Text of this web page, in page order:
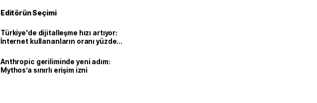
Editörün Seçimi
Türkiye'de dijitalleşme hızı artıyor:
İnternet kullananların oranı yüzde
Anthropic geriliminde yeni adım:
Mythos’a sınırlı erişim izni